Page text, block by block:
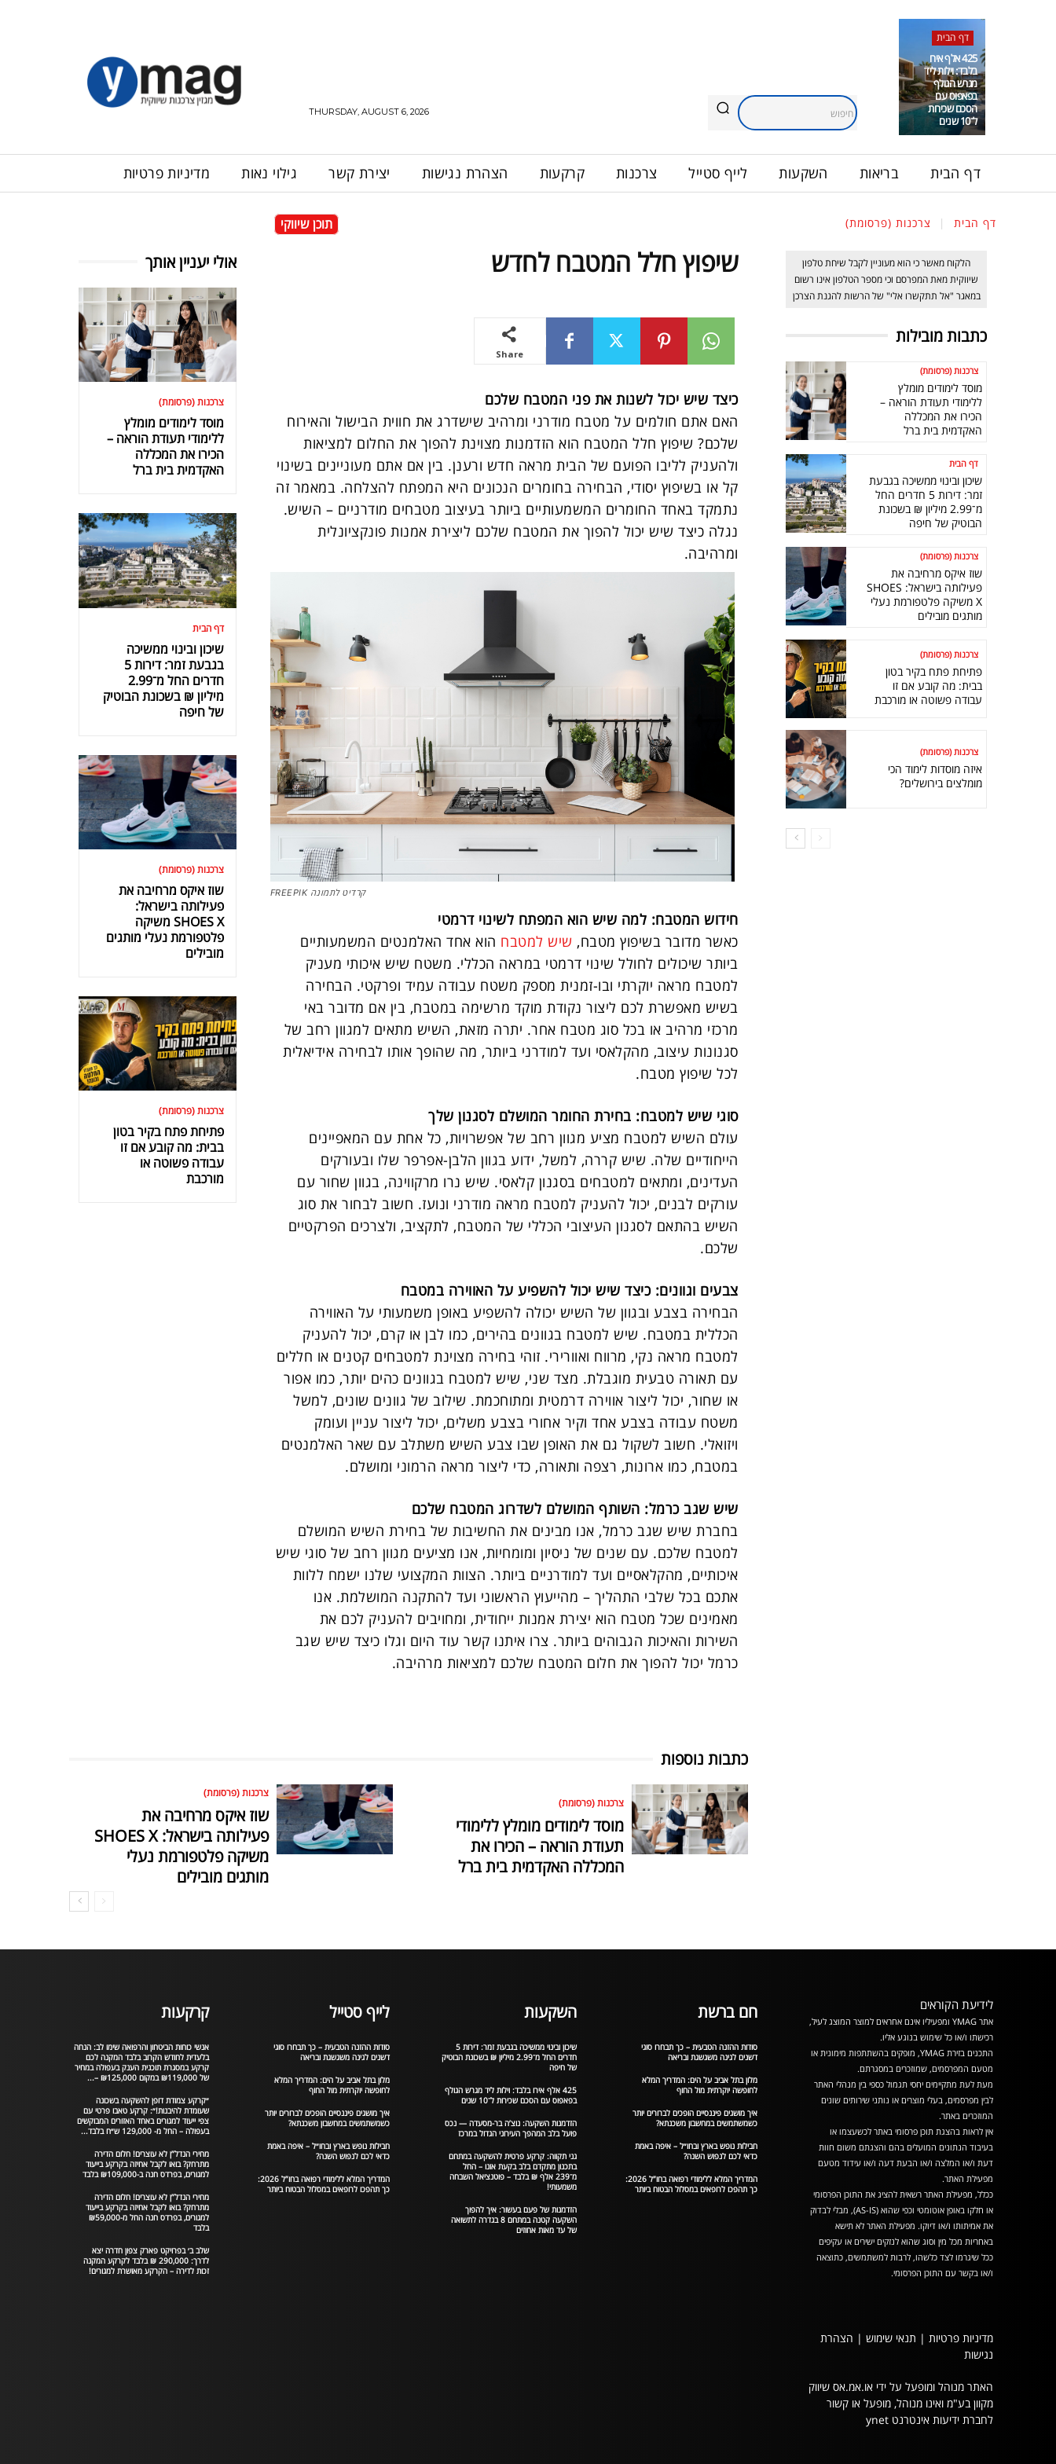
THURSDAY, AUGUST 6, 2026 חיפוש
דף הבית
425 אלף אירו
בלבד: וילות ליד
מגרש הגולף
בפאפוס עם
הסכם שכירות
ל־10 שנים
דף הבית בריאות השקעות לייף סטייל צרכנות קרקעות הצהרת נגישות יצירת קשר גילוי נאות מדיניות פרטיות
דף הבית צרכנות (פרסומת)
אולי יעניין אותך
צרכנות (פרסומת)
מוסד לימודים מומלץ
ללימודי תעודת הוראה –
הכירו את המכללה
האקדמית בית ברל
דף הבית
שיכון ובינוי ממשיכה
בגבעת זמר: דירות 5
חדרים החל מ־2.99
מיליון ₪ בשכונת הבוטיק
של חיפה
צרכנות (פרסומת)
שוז איקס מרחיבה את
פעילותה בישראל:
SHOES X משיקה
פלטפורמת נעלי מותגים
מובילים
צרכנות (פרסומת)
פתיחת פתח בקיר בטון
בבית: מה קובע אם זו
עבודה פשוטה או
מורכבת
תוכן שיווקי
שיפוץ חלל המטבח לחדש
Share
כיצד שיש יכול לשנות את פני המטבח שלכם
האם אתם חולמים על מטבח מודרני ומרהיב שישדרג את חווית הבישול והאירוח
שלכם? שיפוץ חלל המטבח הוא הזדמנות מצוינת להפוך את החלום למציאות
ולהעניק לליבו הפועם של הבית מראה חדש ורענן. בין אם אתם מעוניינים בשינוי
קל או בשיפוץ יסודי, הבחירה בחומרים הנכונים היא המפתח להצלחה. במאמר זה
נתמקד באחד החומרים המשמעותיים ביותר בעיצוב מטבחים מודרניים – השיש.
נגלה כיצד שיש יכול להפוך את המטבח שלכם ליצירת אמנות פונקציונלית
ומרהיבה.
קרדיט לתמונה FREEPIK
חידוש המטבח: למה שיש הוא המפתח לשינוי דרמטי
כאשר מדובר בשיפוץ מטבח, שיש למטבח הוא אחד האלמנטים המשמעותיים
ביותר שיכולים לחולל שינוי דרמטי במראה הכללי. משטח שיש איכותי מעניק
למטבח מראה יוקרתי ובו-זמנית מספק משטח עבודה עמיד ופרקטי. הבחירה
בשיש מאפשרת לכם ליצור נקודת מוקד מרשימה במטבח, בין אם מדובר באי
מרכזי מרהיב או בכל סוג מטבח אחר. יתרה מזאת, השיש מתאים למגוון רחב של
סגנונות עיצוב, מהקלאסי ועד למודרני ביותר, מה שהופך אותו לבחירה אידיאלית
לכל שיפוץ מטבח.
סוגי שיש למטבח: בחירת החומר המושלם לסגנון שלך
עולם השיש למטבח מציע מגוון רחב של אפשרויות, כל אחת עם המאפיינים
הייחודיים שלה. שיש קררה, למשל, ידוע בגוון הלבן-אפרפר שלו ובעורקים
העדינים, ומתאים למטבחים בסגנון קלאסי. שיש נרו מרקווינה, בגוון שחור עם
עורקים לבנים, יכול להעניק למטבח מראה מודרני ונועז. חשוב לבחור את סוג
השיש בהתאם לסגנון העיצובי הכללי של המטבח, לתקציב, ולצרכים הפרקטיים
שלכם.
צבעים וגוונים: כיצד שיש יכול להשפיע על האווירה במטבח
הבחירה בצבע ובגוון של השיש יכולה להשפיע באופן משמעותי על האווירה
הכללית במטבח. שיש למטבח בגוונים בהירים, כמו לבן או קרם, יכול להעניק
למטבח מראה נקי, מרווח ואוורירי. זוהי בחירה מצוינת למטבחים קטנים או חללים
עם תאורה טבעית מוגבלת. מצד שני, שיש למטבח בגוונים כהים יותר, כמו אפור
או שחור, יכול ליצור אווירה דרמטית ומתוחכמת. שילוב של גוונים שונים, למשל
משטח עבודה בצבע אחד וקיר אחורי בצבע משלים, יכול ליצור עניין ועומק
ויזואלי. חשוב לשקול גם את האופן שבו צבע השיש משתלב עם שאר האלמנטים
במטבח, כמו ארונות, רצפה ותאורה, כדי ליצור מראה הרמוני ומושלם.
שיש שגב כרמל: השותף המושלם לשדרוג המטבח שלכם
בחברת שיש שגב כרמל, אנו מבינים את החשיבות של בחירת השיש המושלם
למטבח שלכם. עם שנים של ניסיון ומומחיות, אנו מציעים מגוון רחב של סוגי שיש
איכותיים, מהקלאסיים ועד למודרניים ביותר. הצוות המקצועי שלנו ישמח ללוות
אתכם בכל שלבי התהליך – מהייעוץ הראשוני ועד להתקנה המושלמת. אנו
מאמינים שכל מטבח הוא יצירת אמנות ייחודית, ומחויבים להעניק לכם את
השירות והאיכות הגבוהים ביותר. צרו איתנו קשר עוד היום וגלו כיצד שיש שגב
כרמל יכול להפוך את חלום המטבח שלכם למציאות מרהיבה.
כתבות נוספות
צרכנות (פרסומת)
מוסד לימודים מומלץ ללימודי
תעודת הוראה – הכירו את
המכללה האקדמית בית ברל
צרכנות (פרסומת)
שוז איקס מרחיבה את
פעילותה בישראל: SHOES X
משיקה פלטפורמת נעלי
מותגים מובילים
הלקוח מאשר כי הוא מעוניין לקבל שיחת טלפון
שיווקית מאת המפרסם וכי מספר הטלפון אינו רשום
במאגר "אל תתקשרו אלי" של הרשות להגנת הצרכן
כתבות מובילות
צרכנות (פרסומת)
מוסד לימודים מומלץ
ללימודי תעודת הוראה –
הכירו את המכללה
האקדמית בית ברל
דף הבית
שיכון ובינוי ממשיכה בגבעת
זמר: דירות 5 חדרים החל
מ־2.99 מיליון ₪ בשכונת
הבוטיק של חיפה
צרכנות (פרסומת)
שוז איקס מרחיבה את
פעילותה בישראל: SHOES
X משיקה פלטפורמת נעלי
מותגים מובילים
צרכנות (פרסומת)
פתיחת פתח בקיר בטון
בבית: מה קובע אם זו
עבודה פשוטה או מורכבת
צרכנות (פרסומת)
איזה מוסדות לימוד הכי
מומלצים בירושלים?
קרקעות
אנשי כוחות הביטחון והרפואה שימו לב: הנחה
בלעדית לחודש הקרוב בלבד המקנה לכם
קרקע במסגרת תוכנית הענק בעפולה במחיר
של ₪119,000 במקום ₪125,000 –...
״קרקע צמודת דופן להשקעה בשכונה
שעומדת להיבנות!״: קרקע טאבו פרטי עם
צפי ייעוד למגורים באחד האזורים המבוקשים
בעפולה – החל מ- 129,000 ש״ח בלבד...
מחירי הנדל”ן לא עוצרים! חלום הדירה
מתרחק? בואו לקבל אחיזה בקרקע בייעוד
למגורים, בפרדס חנה ב-₪109,000 בלבד
מחירי הנדל”ן לא עוצרים! חלום הדירה
מתרחק? בואו לקבל אחיזה בקרקע בייעוד
למגורים, בפרדס חנה החל מ-₪59,000
בלבד
שלב ב׳ בפרויקט פארק צפון חדרה יצא
לדרך: 290,000 ₪ בלבד לקרקע המקנה
זכות לדירה – הקרקע מאושרת למגורים!
לייף סטייל
סודות ההזנה הטבעית – כך תבחרו סוגי
דשנים לגינה משגשגת ובריאה
מלון בתל אביב על הים: המדריך המלא
לחופשה יוקרתית מול החוף
איך מושגים פיננסיים הופכים לברורים יותר
כשמשתמשים במחשבון משכנתא?
חבילות נופש בארץ ובחו״ל – איפה באמת
כדאי לכם לנפוש השנה?
המדריך המלא ללימודי רפואה בחו”ל 2026:
כך תהפכו לרופאים במסלול הבטוח ביותר
השקעות
שיכון ובינוי ממשיכה בגבעת זמר: דירות 5
חדרים החל מ־2.99 מיליון ₪ בשכונת הבוטיק
של חיפה
425 אלף אירו בלבד: וילות ליד מגרש הגולף
בפאפוס עם הסכם שכירות ל־10 שנים
הזדמנות השקעה: נוצ’ה בר-מסעדה — נכס
פועל בלב המהפך העירוני הגדול במרכז
גני תקווה: קרקע פרטית להשקעה במתחם
בתכנון מתקדם בלב בקעת אונו – החל
מ־239 אלף ₪ בלבד – פוטנציאל השבחה
משמעותי!
הזדמנות של פעם בעשור: איך להפוך
השקעה קטנה במתחם 8 בגדרה לתשואה
של עד מאות אחוזים
חם ברשת
סודות ההזנה הטבעית – כך תבחרו סוגי
דשנים לגינה משגשגת ובריאה
מלון בתל אביב על הים: המדריך המלא
לחופשה יוקרתית מול החוף
איך מושגים פיננסיים הופכים לברורים יותר
כשמשתמשים במחשבון משכנתא?
חבילות נופש בארץ ובחו״ל – איפה באמת
כדאי לכם לנפוש השנה?
המדריך המלא ללימודי רפואה בחו”ל 2026:
כך תהפכו לרופאים במסלול הבטוח ביותר
לידיעת הקוראים
אתר YMAG ומפעיליו אינם אחראים למוצר המוצג לעיל,
רכישתו ו/או כל שימוש בנוגע אליו.
התכנים בזירת YMAG, מופקים בהשתתפות מימונית או
מטעם המפרסמים, שמוזכרים במסגרתם.
מעת לעת מתקיימים יחסי תגמול כספי בין מנהלי האתר
לבין מפרסמים, בעלי מוצרים או נותני שירותים שונים
המוזכרים באתר.
אין לראות בהצגת תוכן פרסומי באתר לכשעצמו או
בעיבוד הנתונים המועלים בהם והצגתם משום חוות
דעת ו/או המלצה ו/או הבעת דעה ו/או עידוד מטעם
מפעילת האתר.
ככלל, מפעילת האתר רשאית להציג את התוכן הפרסומי
או חלקו באופן אוטומטי וכפי שהוא (AS-IS), מבלי לבדוק
את אמיתותו ו/או דיוקו. מפעילת האתר לא תישא
באחריות מכל מין וסוג שהוא לנזקים ישירים או עקיפים
ככל שיגרמו לצד כלשהו, לרבות למשתמשים, כתוצאה
ו/או בקשר עם התוכן הפרסומי.
מדיניות פרטיות | תנאי שימוש | הצהרת
נגישות
האתר מנוהל ומופעל על ידי או.אמ.אס שיווק
מקוון בע"מ ואינו מנוהל, מופעל או קשור
לחברת ידיעות אינטרנט ynet